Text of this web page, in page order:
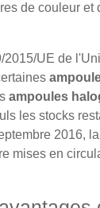
de couleur et
2015/UE de
ampoules
les stocks
2016,
mises en